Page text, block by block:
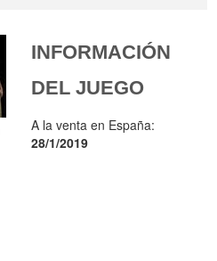
INFORMACIÓN
DEL JUEGO
A la venta en España:
28/1/2019